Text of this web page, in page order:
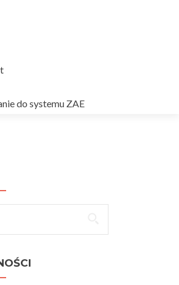
do systemu ZAE